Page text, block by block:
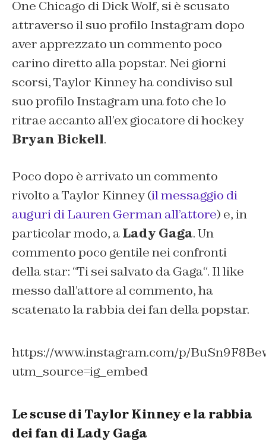
One Chicago di Dick Wolf, si è scusato
attraverso il suo profilo Instagram dopo
aver apprezzato un commento poco
carino diretto alla popstar. Nei giorni
scorsi, Taylor Kinney ha condiviso sul
suo profilo Instagram una foto che lo
ritrae accanto all’ex giocatore di hockey
Bryan Bickell.
Poco dopo è arrivato un commento
rivolto a Taylor Kinney (il messaggio di
auguri di Lauren German all’attore) e, in
particolar modo, aLady Gaga. Un
commento poco gentile nei confronti
della star: “Ti sei salvato da Gaga“. Il like
messo dall’attore al commento, ha
scatenato la rabbia dei fan della popstar.
https://www.instagram.com/p/
utm_source=ig_embed
Le scuse di Taylor Kinney e la rabbia
dei fan di Lady Gaga